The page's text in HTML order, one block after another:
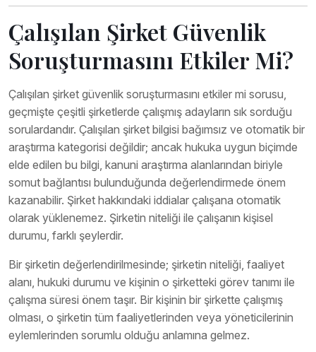
Çalışılan Şirket Güvenlik
Soruşturmasını Etkiler Mi?
Çalışılan şirket güvenlik soruşturmasını etkiler mi sorusu,
geçmişte çeşitli şirketlerde çalışmış adayların sık sorduğu
sorulardandır. Çalışılan şirket bilgisi bağımsız ve otomatik bir
araştırma kategorisi değildir; ancak hukuka uygun biçimde
elde edilen bu bilgi, kanuni araştırma alanlarından biriyle
somut bağlantısı bulunduğunda değerlendirmede önem
kazanabilir. Şirket hakkındaki iddialar çalışana otomatik
olarak yüklenemez. Şirketin niteliği ile çalışanın kişisel
durumu, farklı şeylerdir.
Bir şirketin değerlendirilmesinde; şirketin niteliği, faaliyet
alanı, hukuki durumu ve kişinin o şirketteki görev tanımı ile
çalışma süresi önem taşır. Bir kişinin bir şirkette çalışmış
olması, o şirketin tüm faaliyetlerinden veya yöneticilerinin
eylemlerinden sorumlu olduğu anlamına gelmez.